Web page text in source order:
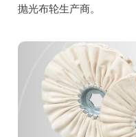
抛光布轮生产商。